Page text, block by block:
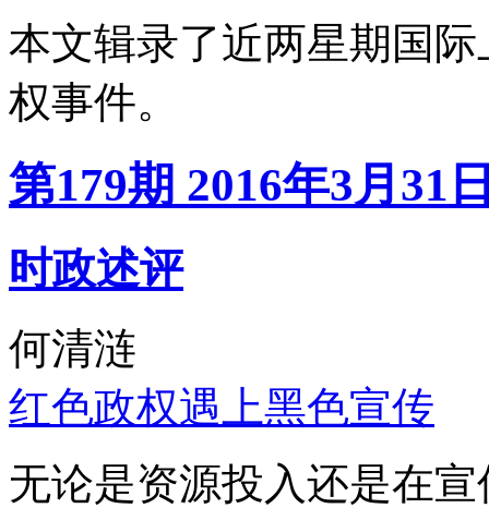
本文辑录了近两星期国
权事件。
第179期 2016年3月31
时政述评
何清涟
红色政权遇上黑色宣传
无论是资源投入还是在